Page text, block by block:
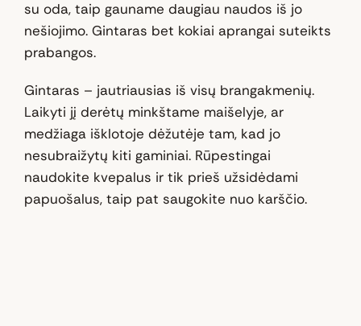
su oda, taip gauname daugiau naudos iš jo
nešiojimo. Gintaras bet kokiai aprangai suteikts
prabangos.
Gintaras – jautriausias iš visų brangakmenių.
Laikyti jį derėtų minkštame maišelyje, ar
medžiaga išklotoje dėžutėje tam, kad jo
nesubraižytų kiti gaminiai. Rūpestingai
naudokite kvepalus ir tik prieš užsidėdami
papuošalus, taip pat saugokite nuo karščio.